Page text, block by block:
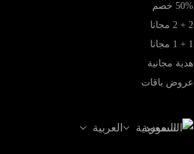
50% خصم
2 + 2 مجانا
1 + 1 مجانا
هدية مجانية
عروض باقات
السعودية العربية